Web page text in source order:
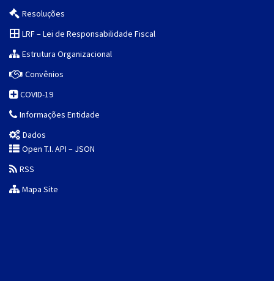
Resoluções
LRF – Lei de Responsabilidade Fiscal
Estrutura Organizacional
Convênios
COVID-19
Informações Entidade
Dados
Open T.I. API – JSON
RSS
Mapa Site